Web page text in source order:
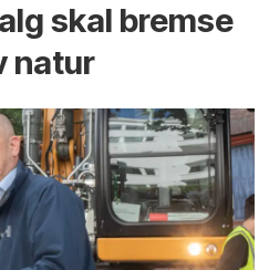
skal bremse
natur